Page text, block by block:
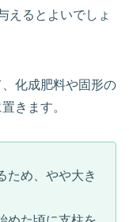
えるとよいでしょ
化成肥料や固形の
きます。
ため、やや大き